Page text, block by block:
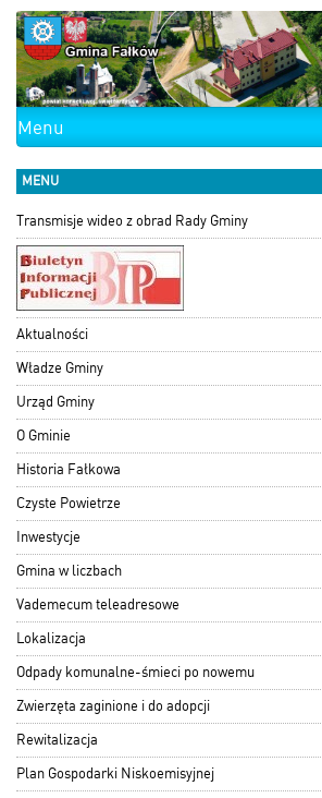
Menu
MENU
Transmisje wideo z obrad Rady Gminy
Aktualności
Władze Gminy
Urząd Gminy
O Gminie
Historia Fałkowa
Czyste Powietrze
Inwestycje
Gmina w liczbach
Vademecum teleadresowe
Lokalizacja
Odpady komunalne-śmieci po nowemu
Zwierzęta zaginione i do adopcji
Rewitalizacja
Plan Gospodarki Niskoemisyjnej